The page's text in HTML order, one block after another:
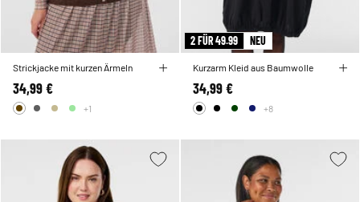
Strickjacke mit kurzen Ärmeln
34,99 €
+1
2 FÜR 49.99 NEU
Kurzarm Kleid aus Baumwolle
34,99 €
+8